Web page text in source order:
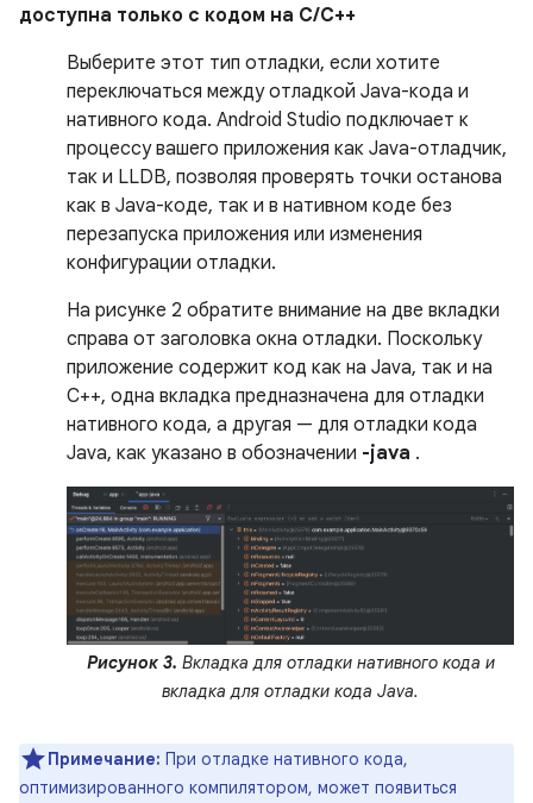
доступна только с кодом на C/C++
Выберите этот тип отладки, если хотите
переключаться между отладкой Java-кода и
нативного кода. Android Studio подключает к
процессу вашего приложения как Java-отладчик,
так и LLDB, позволяя проверять точки останова
как в Java-коде, так и в нативном коде без
перезапуска приложения или изменения
конфигурации отладки.
На рисунке 2 обратите внимание на две вкладки
справа от заголовка окна отладки. Поскольку
приложение содержит код как на Java, так и на
C++, одна вкладка предназначена для отладки
нативного кода, а другая — для отладки кода
Java, как указано в обозначении -java .
Рисунок 3. Вкладка для отладки нативного кода и
вкладка для отладки кода Java.
Примечание: При отладке нативного кода,
оптимизированного компилятором, может появиться